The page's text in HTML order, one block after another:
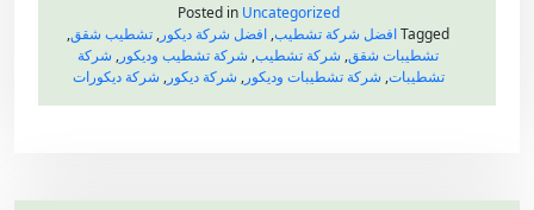
Posted in Uncategorized
Taggedافضل شركة تشطيب, افضل شركة ديكور, تشطيب شقق,
تشطيبات شقق, شركة تشطيب, شركة تشطيب وديكور, شركة
تشطيبات, شركة تشطيبات وديكور, شركة ديكور, شركة ديكورات